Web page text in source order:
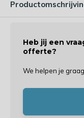
Heb jij een
offerte?
We helpen je